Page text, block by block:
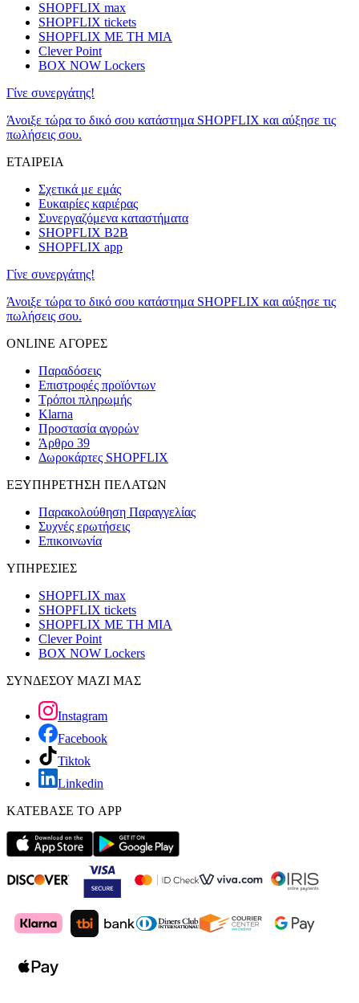
SHOPFLIX max
SHOPFLIX tickets
SHOPFLIX ΜΕ ΤΗ ΜΙΑ
Clever Point
BOX NOW Lockers
Γίνε συνεργάτης!
Άνοιξε τώρα το δικό σου κατάστημα SHOPFLIX και αύξησε τις
πωλήσεις σου.
ΕΤΑΙΡΕΙΑ
Σχετικά με εμάς
Ευκαιρίες καριέρας
Συνεργαζόμενα καταστήματα
SHOPFLIX B2B
SHOPFLIX app
Γίνε συνεργάτης!
Άνοιξε τώρα το δικό σου κατάστημα SHOPFLIX και αύξησε τις
πωλήσεις σου.
ONLINE ΑΓΟΡΕΣ
Παραδόσεις
Επιστροφές προϊόντων
Τρόποι πληρωμής
Klarna
Προστασία αγορών
Άρθρο 39
Δωροκάρτες SHOPFLIX
ΕΞΥΠΗΡΕΤΗΣΗ ΠΕΛΑΤΩΝ
Παρακολούθηση Παραγγελίας
Συχνές ερωτήσεις
Επικοινωνία
ΥΠΗΡΕΣΙΕΣ
SHOPFLIX max
SHOPFLIX tickets
SHOPFLIX ΜΕ ΤΗ ΜΙΑ
Clever Point
BOX NOW Lockers
ΣΥΝΔΕΣΟΥ ΜΑΖΙ ΜΑΣ
Instagram
Facebook
Tiktok
Linkedin
ΚΑΤΕΒΑΣΕ ΤΟ APP